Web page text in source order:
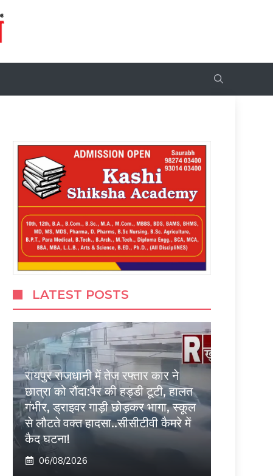
LATEST POSTS
रायपुर राजधानी में तेज रफ्तार कार ने
छात्रा को रौंदा:पैर की हड्डी टूटी, हालत
गंभीर, ड्राइवर गाड़ी छोड़कर भागा, स्कूल
से लौटते वक्त हादसा..सीसीटीवी कैमरे में
कैद घटना!
06/08/2026